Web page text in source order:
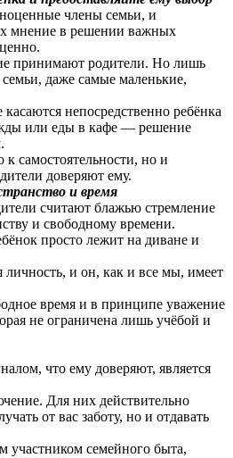
члены семьи, и
мнение в решении важных
принимают родители. Но лишь
даже самые маленькие,
непосредственно ребёнка
или еды в кафе — решение
к самостоятельности, но и
доверяют ему.
и время
считают блажью стремление
и свободному времени.
просто лежит на диване и
и он, как и все мы, имеет
время и в принципе уважение
не ограничена лишь учёбой и
что ему доверяют, является
Для них действительно
от вас заботу, но и отдавать
семейного быта,